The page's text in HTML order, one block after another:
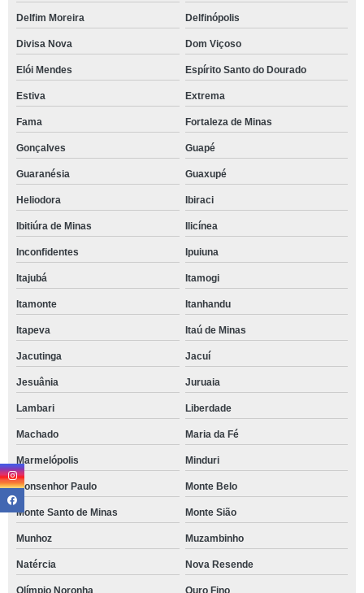
Delfim Moreira Delfinópolis
Divisa Nova Dom Viçoso
Elói Mendes Espírito Santo do Dourado
Estiva Extrema
Fama Fortaleza de Minas
Gonçalves Guapé
Guaranésia Guaxupé
Heliodora Ibiraci
Ibitiúra de Minas Ilicínea
Inconfidentes Ipuiuna
Itajubá Itamogi
Itamonte Itanhandu
Itapeva Itaú de Minas
Jacutinga Jacuí
Jesuânia Juruaia
Lambari Liberdade
Machado Maria da Fé
Marmelópolis Minduri
Monsenhor Paulo Monte Belo
Monte Santo de Minas Monte Sião
Munhoz Muzambinho
Natércia Nova Resende
Olímpio Noronha Ouro Fino